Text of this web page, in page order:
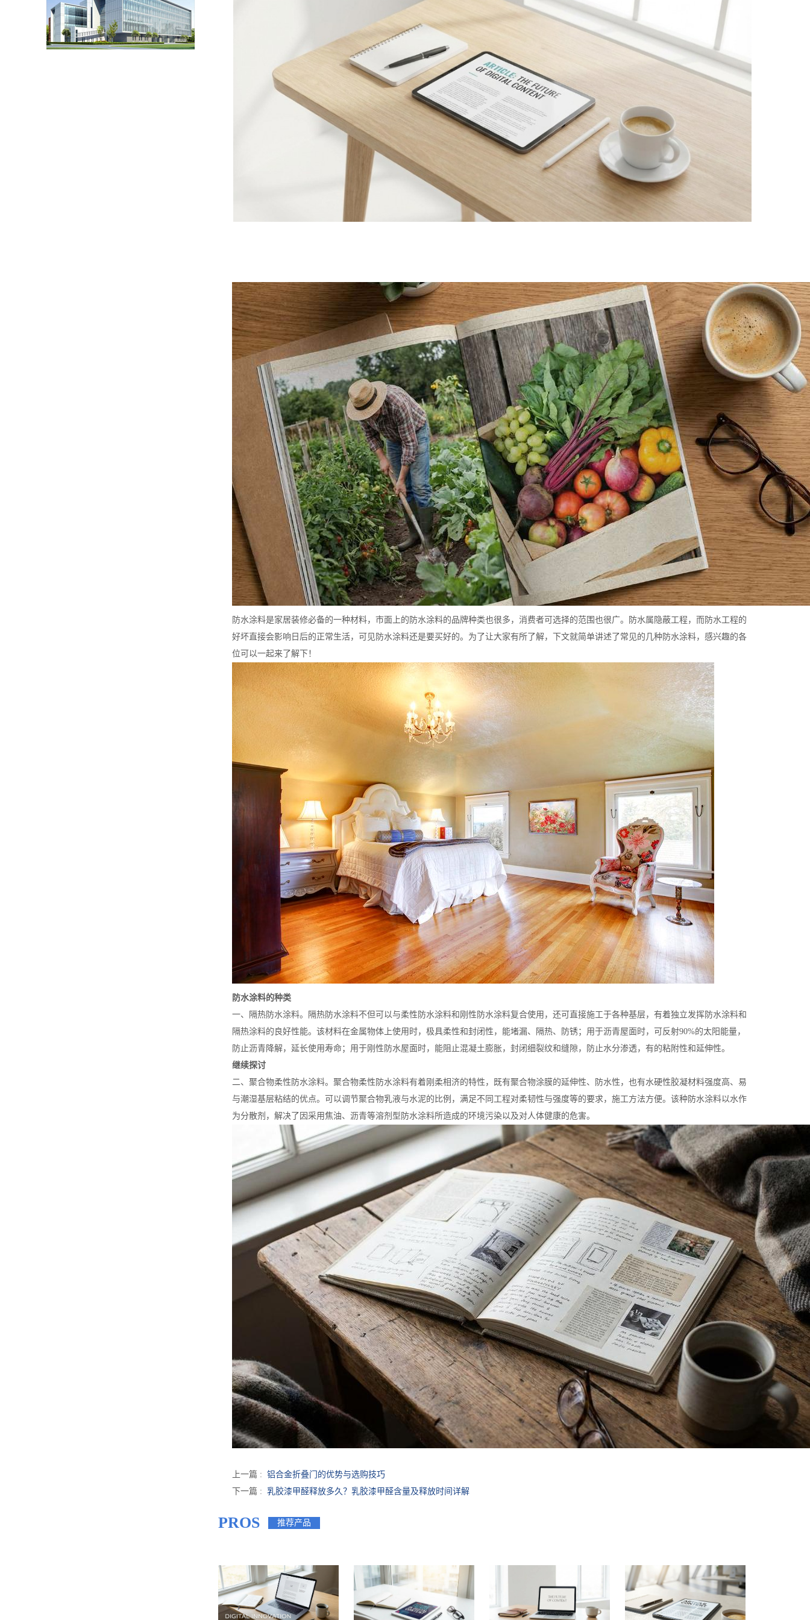
防水涂料是家居装修必备的一种材料，市面上的防水涂料的品牌种类也很多，消费者可选择的范围也很广。防水属隐蔽工程，而防水工程的
好坏直接会影响日后的正常生活，可见防水涂料还是要买好的。为了让大家有所了解，下文就简单讲述了常见的几种防水涂料，感兴趣的各
位可以一起来了解下！
防水涂料的种类
一、隔热防水涂料。隔热防水涂料不但可以与柔性防水涂料和刚性防水涂料复合使用，还可直接施工于各种基层，有着独立发挥防水涂料和
隔热涂料的良好性能。该材料在金属物体上使用时，极具柔性和封闭性，能堵漏、隔热、防锈；用于沥青屋面时，可反射90%的太阳能量，
防止沥青降解，延长使用寿命；用于刚性防水屋面时，能阻止混凝土膨胀，封闭细裂纹和缝隙，防止水分渗透，有的粘附性和延伸性。
继续探讨
二、聚合物柔性防水涂料。聚合物柔性防水涂料有着刚柔相济的特性，既有聚合物涂膜的延伸性、防水性，也有水硬性胶凝材料强度高、易
与潮湿基层粘结的优点。可以调节聚合物乳液与水泥的比例，满足不同工程对柔韧性与强度等的要求，施工方法方便。该种防水涂料以水作
为分散剂，解决了因采用焦油、沥青等溶剂型防水涂料所造成的环境污染以及对人体健康的危害。
上一篇 : 铝合金折叠门的优势与选购技巧
下一篇 : 乳胶漆甲醛释放多久？乳胶漆甲醛含量及释放时间详解
PROS 推荐产品